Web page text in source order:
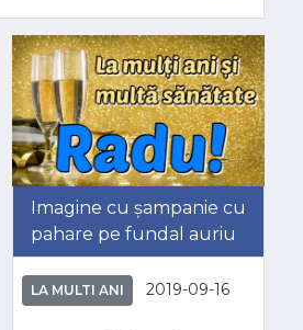
Imagine cu șampanie cu
pahare pe fundal auriu
LA MULTI ANI 2019-09-16